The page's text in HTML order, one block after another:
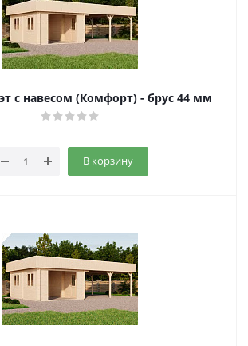
с навесом (Комфорт) - брус 44 мм
В корзину